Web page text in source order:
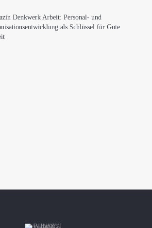
Denkwerk Arbeit: Personal- und
als Schlüssel für Gute